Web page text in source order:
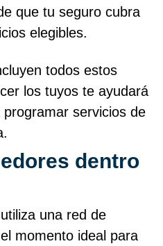
que tu seguro cubra
elegibles.
todos estos
los tuyos te ayudará
servicios de
dentro
una red de
momento ideal para